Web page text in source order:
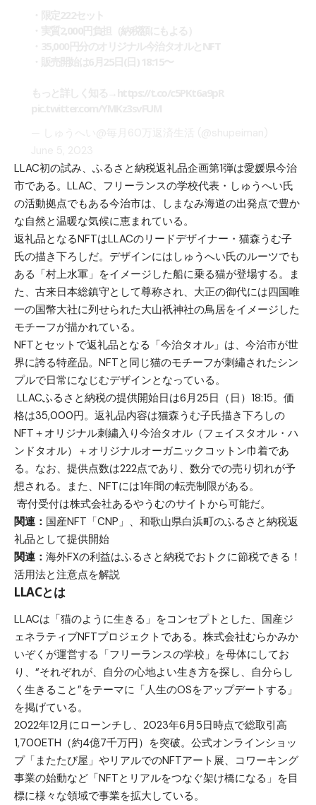
LLAC初の試み、ふるさと納税返礼品企画第1弾は愛媛県今治
市である。LLAC、フリーランスの学校代表・しゅうへい氏
の活動拠点でもある今治市は、しまなみ海道の出発点で豊か
な自然と温暖な気候に恵まれている。
返礼品となるNFTはLLACのリードデザイナー・猫森うむ子
氏の描き下ろしだ。デザインにはしゅうへい氏のルーツでも
ある「村上水軍」をイメージした船に乗る猫が登場する。ま
た、古来日本総鎮守として尊称され、大正の御代には四国唯
一の国幣大社に列せられた大山祇神社の鳥居をイメージした
モチーフが描かれている。
NFTとセットで返礼品となる「今治タオル」は、今治市が世
界に誇る特産品。NFTと同じ猫のモチーフが刺繡されたシン
プルで日常になじむデザインとなっている。
LLACふるさと納税の提供開始日は6月25日（日）18:15。価
格は35,000円。返礼品内容は猫森うむ子氏描き下ろしの
NFT＋オリジナル刺繍入り今治タオル（フェイスタオル・ハ
ンドタオル）＋オリジナルオーガニックコットン巾着であ
る。なお、提供点数は222点であり、数分での売り切れが予
想される。また、NFTには1年間の転売制限がある。
寄付受付は株式会社あるやうむのサイトから可能だ。
関連： 国産NFT「CNP」、和歌山県白浜町のふるさと納税返
礼品として提供開始
関連： 海外FXの利益はふるさと納税でおトクに節税できる！
活用法と注意点を解説
LLACとは
LLACは「猫のように生きる」をコンセプトとした、国産ジ
ェネラティブNFTプロジェクトである。株式会社むらかみか
いぞくが運営する「フリーランスの学校」を母体にしてお
り、“それぞれが、自分の心地よい生き方を探し、自分らし
く生きること”をテーマに「人生のOSをアップデートする」
を掲げている。
2022年12月にローンチし、2023年6月5日時点で総取引高
1,700ETH（約4億7千万円）を突破。公式オンラインショッ
プ「またたび屋」やリアルでのNFTアート展、コワーキング
事業の始動など「NFTとリアルをつなぐ架け橋になる」を目
標に様々な領域で事業を拡大している。